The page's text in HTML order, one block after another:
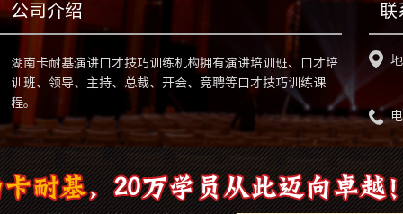
公司介绍
湖南卡耐基演讲口才技巧训练机构拥有演讲培训班、口才培
训班、领导、主持、总裁、开会、竞聘等口才技巧训练课
程。
联